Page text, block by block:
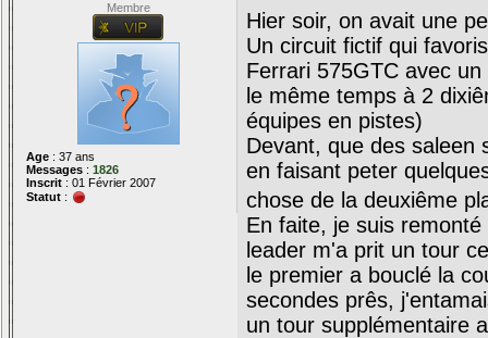
Membre
Age : 37 ans
Messages : 1826
Inscrit : 01 Février 2007
Statut :
Hier soir, on avait une
Un circuit fictif qui
Ferrari 575GTC avec
le même temps à 2
équipes en pistes)
Devant, que des saleen
en faisant peter
chose de la deuxiême
En faite, je suis
leader m'a prit un tour
le premier a bouclé la
secondes prês,
un tour supplémentaire